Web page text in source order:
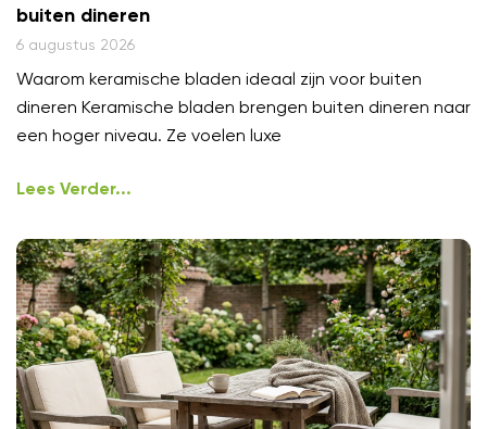
buiten dineren
6 augustus 2026
Waarom keramische bladen ideaal zijn voor buiten
dineren Keramische bladen brengen buiten dineren naar
een hoger niveau. Ze voelen luxe
Lees Verder...